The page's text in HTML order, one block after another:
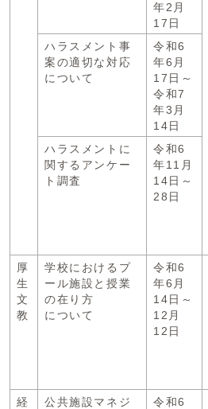
年2月
17日
ハラスメント事
案の適切な対応
について
令和6
年6月
17日～
令和7
年3月
14日
ハラスメントに
関するアンケー
ト調査
令和6
年11月
14日～
28日
厚
生
文
教
学校におけるプ
ール施設と授業
の在り方
について
令和6
年6月
14日～
12月
12日
経
公共施設マネジ
令和6